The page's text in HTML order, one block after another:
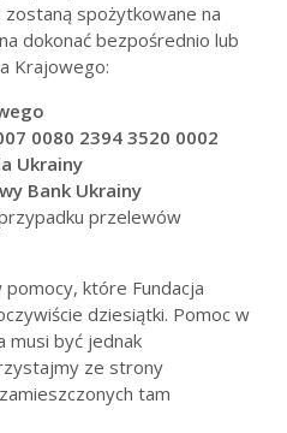
zostaną spożytkowane na
dokonać bezpośrednio lub
Krajowego:
0080 2394 3520 0002
Ukrainy
Bank Ukrainy
przelewów
które Fundacja
dziesiątki. Pomoc w
musi być jednak
ze strony
tam